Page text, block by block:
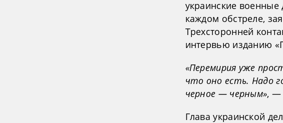
украинские
каждом обстреле,
Трехсторонней
интервью изданию
«Перемирия уже
что оно есть. Надо
черное — черным», —
Глава украинской